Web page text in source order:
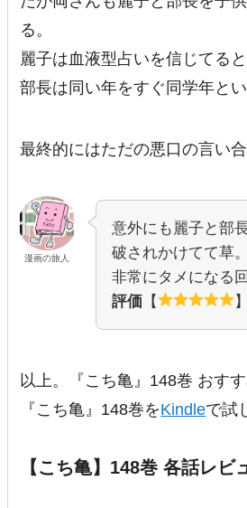
る。
麗子は血液型占いを信じてると
部長は同い年をすぐ同学年とい
最終的にはただの悪口の言い
漫画の旅人
意外にも麗子と部
破されかけてて草。
非常にタメになる回
評価 【 】
以上。『こち亀』148巻 おすす
『こち亀』148巻をKindleで試
【こち亀】148巻 各話レビ